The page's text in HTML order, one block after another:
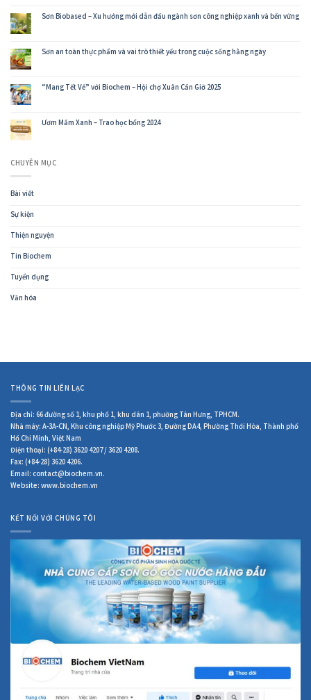
Cho
Toàn
trình
những
Sơn Biobased – Xu hướng mới dẫn đầu ngành sơn công nghiệp xanh và bền vững
Sơn an toàn thực phẩm và vai trò thiết yếu trong cuộc sống hằng ngày
“Mang Tết Về” với Biochem – Hội chợ Xuân Cần Giờ 2025
Ươm Mầm Xanh – Trao học bổng 2024
CHUYÊN MỤC
Bài viết
Sự kiện
Thiện nguyện
Tin Biochem
Tuyển dụng
Văn hóa
THÔNG TIN LIÊN LẠC
Địa chỉ: 66 đường số 1, khu phố 1, khu dân 1, phường Tân Hưng, TPHCM.
Nhà máy: A-3A-CN, Khu công nghiệp Mỹ Phước 3, Đường DA4, Phường Thới Hòa, Thành phố
Hồ Chi Minh, Việt Nam
Điện thoại: (+84-28) 3620 4207 / 3620 4208.
Fax: (+84-28) 3620 4206.
Email: contact@biochem.vn.
Website: www.biochem.vn
KẾT NỐI VỚI CHÚNG TÔI